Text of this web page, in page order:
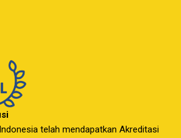
telah mendapatkan Akreditasi